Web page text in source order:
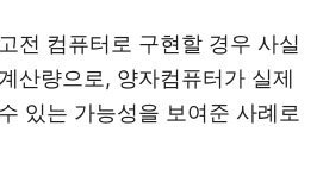
전 컴퓨터로 구현할 경우 사실
산량으로, 양자컴퓨터가 실제
있는 가능성을 보여준 사례로